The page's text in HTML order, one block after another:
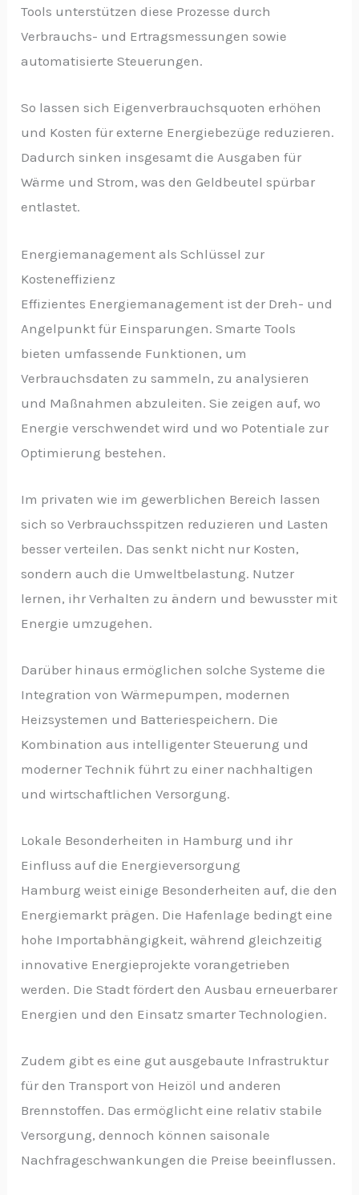
Tools unterstützen diese Prozesse durch
Verbrauchs- und Ertragsmessungen sowie
automatisierte Steuerungen.
So lassen sich Eigenverbrauchsquoten erhöhen
und Kosten für externe Energiebezüge reduzieren.
Dadurch sinken insgesamt die Ausgaben für
Wärme und Strom, was den Geldbeutel spürbar
entlastet.
Energiemanagement als Schlüssel zur
Kosteneffizienz
Effizientes Energiemanagement ist der Dreh- und
Angelpunkt für Einsparungen. Smarte Tools
bieten umfassende Funktionen, um
Verbrauchsdaten zu sammeln, zu analysieren
und Maßnahmen abzuleiten. Sie zeigen auf, wo
Energie verschwendet wird und wo Potentiale zur
Optimierung bestehen.
Im privaten wie im gewerblichen Bereich lassen
sich so Verbrauchsspitzen reduzieren und Lasten
besser verteilen. Das senkt nicht nur Kosten,
sondern auch die Umweltbelastung. Nutzer
lernen, ihr Verhalten zu ändern und bewusster mit
Energie umzugehen.
Darüber hinaus ermöglichen solche Systeme die
Integration von Wärmepumpen, modernen
Heizsystemen und Batteriespeichern. Die
Kombination aus intelligenter Steuerung und
moderner Technik führt zu einer nachhaltigen
und wirtschaftlichen Versorgung.
Lokale Besonderheiten in Hamburg und ihr
Einfluss auf die Energieversorgung
Hamburg weist einige Besonderheiten auf, die den
Energiemarkt prägen. Die Hafenlage bedingt eine
hohe Importabhängigkeit, während gleichzeitig
innovative Energieprojekte vorangetrieben
werden. Die Stadt fördert den Ausbau erneuerbarer
Energien und den Einsatz smarter Technologien.
Zudem gibt es eine gut ausgebaute Infrastruktur
für den Transport von Heizöl und anderen
Brennstoffen. Das ermöglicht eine relativ stabile
Versorgung, dennoch können saisonale
Nachfrageschwankungen die Preise beeinflussen.